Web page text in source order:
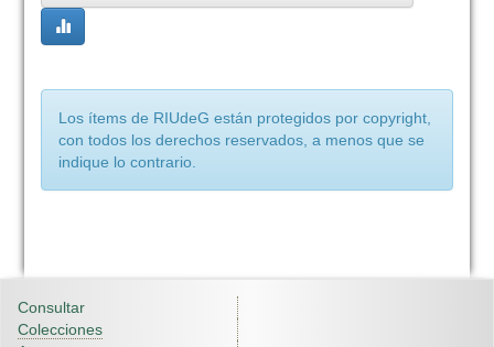
Los ítems de RIUdeG están protegidos por copyright,
con todos los derechos reservados, a menos que se
indique lo contrario.
Consultar
Colecciones